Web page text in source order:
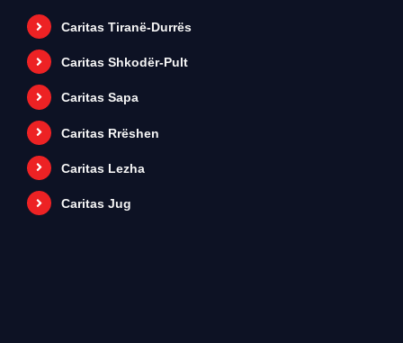
Caritas Tiranë-Durrës
Caritas Shkodër-Pult
Caritas Sapa
Caritas Rrëshen
Caritas Lezha
Caritas Jug